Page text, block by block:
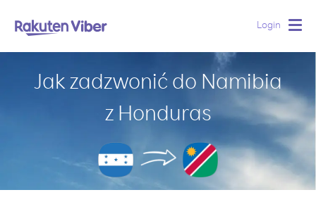
Login
Jak zadzwonić do Namibia
z Honduras